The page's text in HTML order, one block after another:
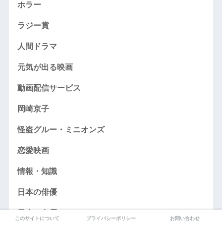
ホラー
ラジー賞
人間ドラマ
元気が出る映画
動画配信サービス
岡崎京子
怪盗グルー・ミニオンズ
恋愛映画
情報・知識
日本の俳優
このサイトについて プライバシーポリシー お問い合わせ